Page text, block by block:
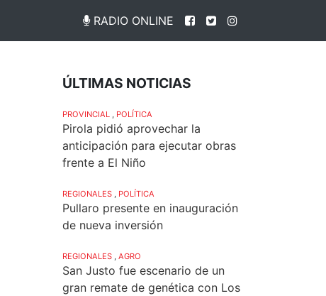
RADIO ONLINE
ÚLTIMAS NOTICIAS
PROVINCIAL POLÍTICA
Pirola pidió aprovechar la
anticipación para ejecutar obras
frente a El Niño
REGIONALES POLÍTICA
Pullaro presente en inauguración
de nueva inversión
REGIONALES AGRO
San Justo fue escenario de un
gran remate de genética con Los